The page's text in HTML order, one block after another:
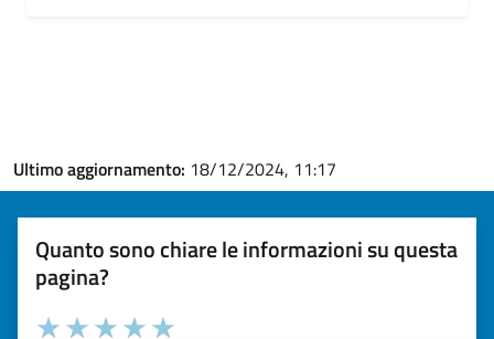
Ultimo aggiornamento: 18/12/2024, 11:17
Quanto sono chiare le informazioni su questa
pagina?
Valuta la chiarezza delle informazioni (da 1 a 5 stelle)
Seleziona il numero di stelle per valutare la chiarezza delle